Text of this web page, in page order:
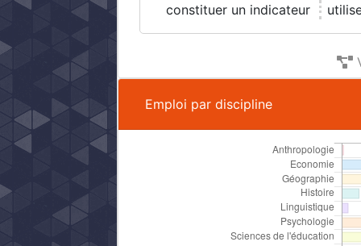
constituer un indicateur
Emploi par discipline